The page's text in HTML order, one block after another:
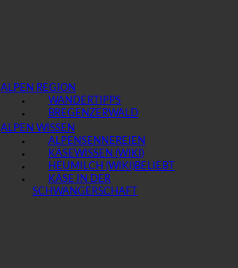
ALPEN REGION
WANDERTIPPS
BREGENZERWALD
ALPEN WISSEN
ALPENSENNEREIEN
KÄSEWISSEN (WIKI)
HEUMILCH (WIKI)
KÄSE IN DER
SCHWANGERSCHAFT